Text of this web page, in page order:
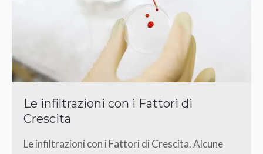
Le infiltrazioni con i Fattori di
Crescita
Le infiltrazioni con i Fattori di Crescita. Alcune